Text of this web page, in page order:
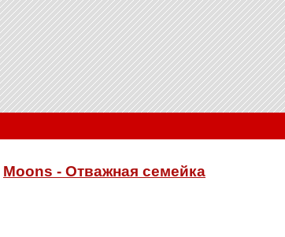
Moons - Отважная семейка